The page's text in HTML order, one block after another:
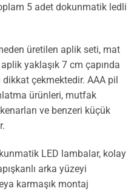
5 adet dokunmatik ledli
üretilen aplik seti, mat
yaklaşık 7 cm çapında
çekmektedir. AAA pil
ürünleri, mutfak
ve benzeri küçük
LED lambalar, kolay
arka yüzeyi
karmaşık montaj